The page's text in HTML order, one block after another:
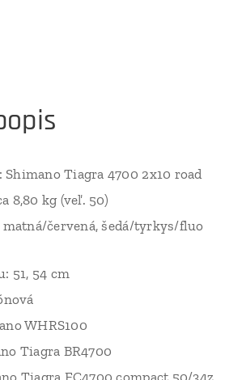
Tiagra 4700 2x10 road
8,80 kg (veľ. 50)
matná/červená, šedá/tyrkys/fluo
51, 54 cm
WHRS100
Tiagra BR4700
Tiagra FC4700 compact 50/34z